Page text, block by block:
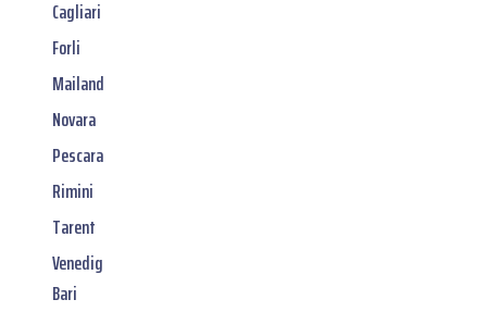
Cagliari
Forli
Mailand
Novara
Pescara
Rimini
Tarent
Venedig
Bari